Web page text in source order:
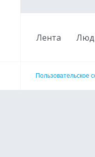
Лента
Пользовательское